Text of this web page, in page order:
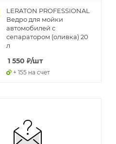
LERATON PROFESSIONAL
Ведро для мойки
автомобилей с
сепаратором (оливка) 20
л
1 550 ₽/шт
+ 155 на счет